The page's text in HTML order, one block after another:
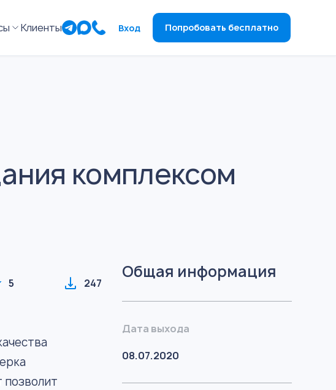
Клиенты Вход Попробовать бесплатно
комплексом
5 247
Общая информация
Дата выхода
08.07.2020
позволит